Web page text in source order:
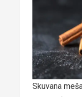
Skuvana